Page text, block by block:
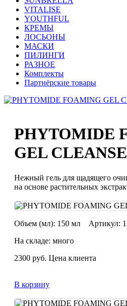
VITALISE
YOUTHFUL
КРЕМЫ
ЛОСЬОНЫ
МАСКИ
ПИЛИНГИ
РАЗНОЕ
Комплекты
Партнёрские товары
PHYTOMIDE
GEL
Нежный гель для щадящего
на основе растительных
Объем (мл): 150 мл Артикул:
На складе: много
2300 руб. Цена клиента
В корзину